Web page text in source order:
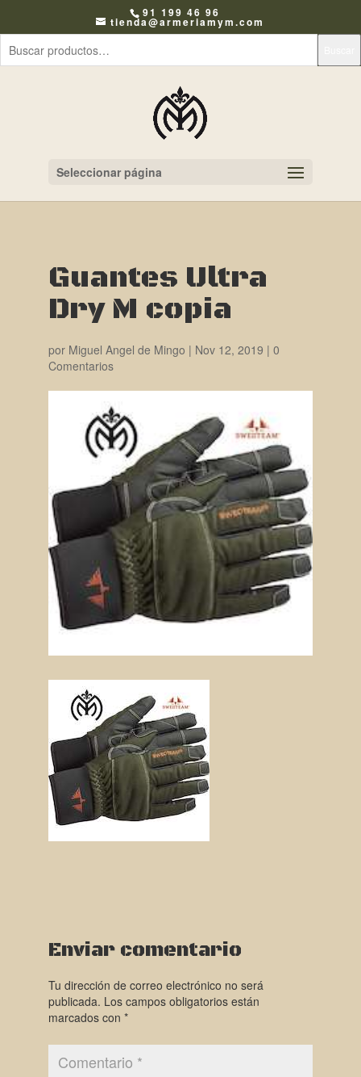
91 199 46 96
tienda@armeriamym.com
Seleccionar página
Guantes Ultra
Dry M copia
por Miguel Angel de Mingo | Nov 12, 2019 | 0
Comentarios
Enviar comentario
Tu dirección de correo electrónico no será
publicada. Los campos obligatorios están
marcados con *